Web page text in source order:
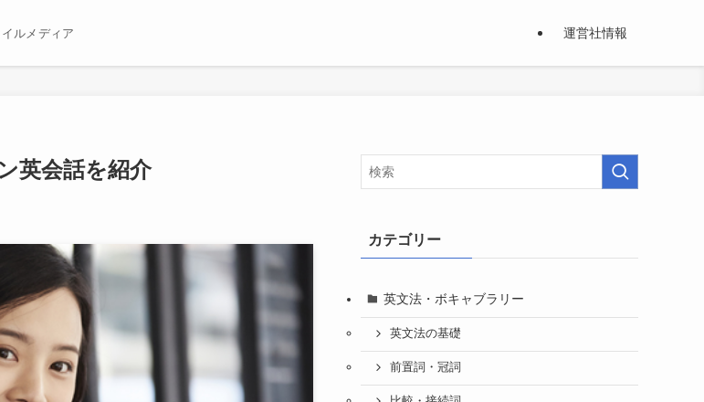
ルメディア 運営社情報
英会話を紹介
カテゴリー
英文法・ボキャブラリー
英文法の基礎
前置詞・冠詞